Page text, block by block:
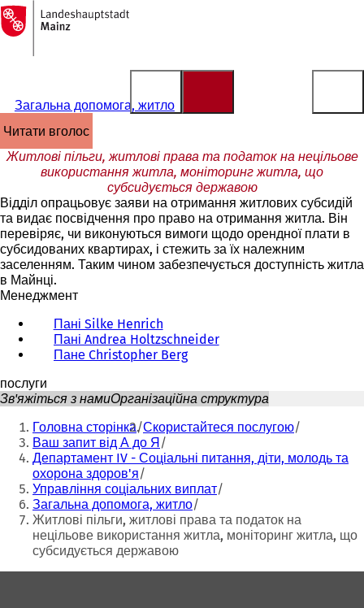
Перейти до змісту
На
головну
сторінку
Загальна допомога, житло
читати вголос
Житлові пільги, житлові права та податок на нецільове
використання житла, моніторинг житла, що
субсидується державою
Відділ опрацьовує заяви на отримання житлових субсидій
та видає посвідчення про право на отримання житла. Він
перевіряє, чи виконуються вимоги щодо орендної плати в
субсидованих квартирах, і стежить за їх належним
заселенням. Таким чином забезпечується доступність житла
в Майнці.
Менеджмент
Пані Silke Henrich
Пані Andrea Holtzschneider
Пане Christopher Berg
послуги
Зв'яжіться з намиОрганізаційна структура
Ти
тут:
Головна сторінка Скористайтеся послугою
Ваш запит від А до Я
Департамент IV - Соціальні питання, діти, молодь та
охорона здоров'я
Управління соціальних виплат
Загальна допомога, житло
Житлові пільги, житлові права та податок на
нецільове використання житла, моніторинг житла, що
субсидується державою